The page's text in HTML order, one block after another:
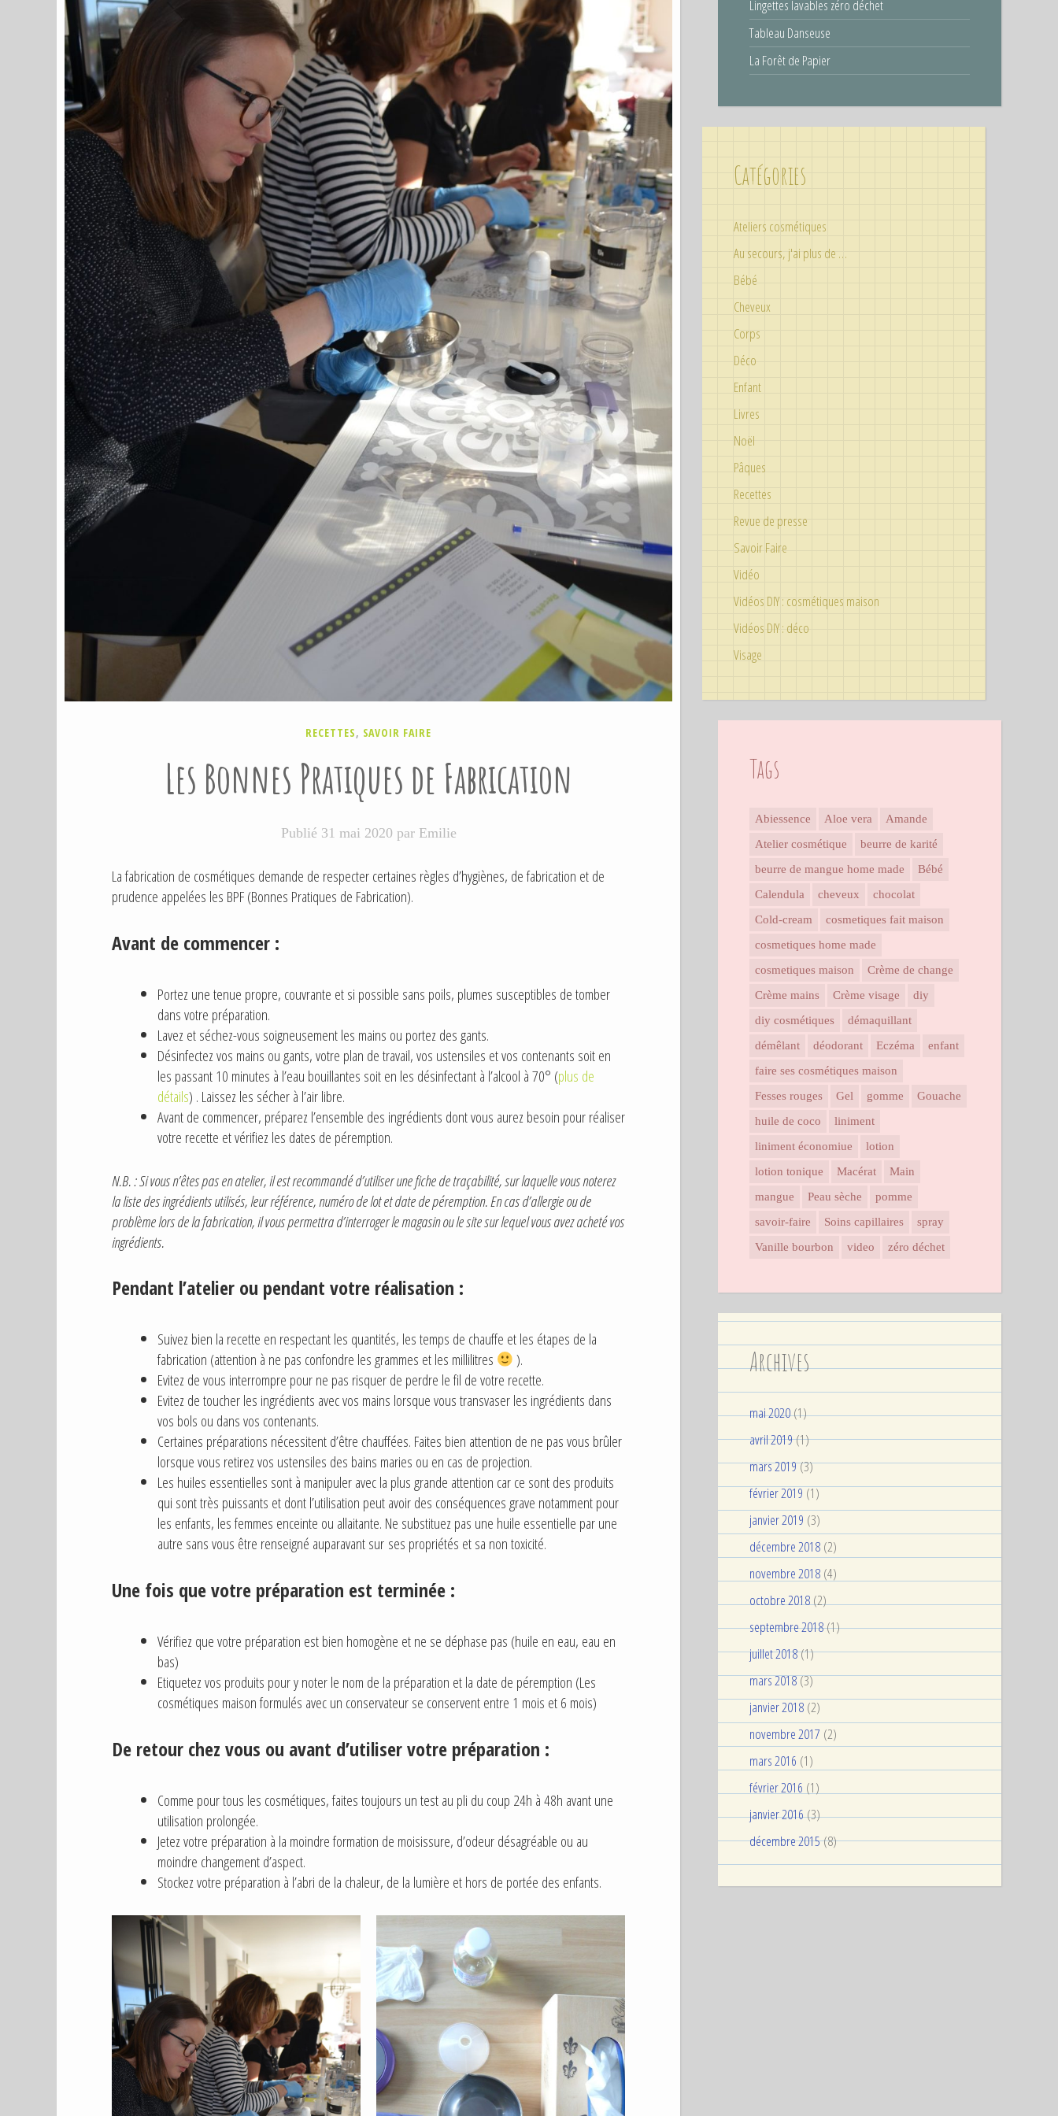
P
B
L
A
RECETTES, SAVOIR FAIRE
Les Bonnes Pratiques de Fabrication
Publié 31 mai 2020 par Emilie
La fabrication de cosmétiques demande de respecter certaines règles d’hygiènes, de fabrication et de
prudence appelées les BPF (Bonnes Pratiques de Fabrication).
Avant de commencer :
Portez une tenue propre, couvrante et si possible sans poils, plumes susceptibles de tomber
dans votre préparation.
Lavez et séchez-vous soigneusement les mains ou portez des gants.
Désinfectez vos mains ou gants, votre plan de travail, vos ustensiles et vos contenants soit en
les passant 10 minutes à l’eau bouillantes soit en les désinfectant à l’alcool à 70° (plus de
détails) . Laissez les sécher à l’air libre.
Avant de commencer, préparez l’ensemble des ingrédients dont vous aurez besoin pour réaliser
votre recette et vérifiez les dates de péremption.
N.B. : Si vous n’êtes pas en atelier, il est recommandé d’utiliser une fiche de traçabilité, sur laquelle vous noterez
la liste des ingrédients utilisés, leur référence, numéro de lot et date de péremption. En cas d’allergie ou de
problème lors de la fabrication, il vous permettra d’interroger le magasin ou le site sur lequel vous avez acheté vos
ingrédients.
Pendant l’atelier ou pendant votre réalisation :
Suivez bien la recette en respectant les quantités, les temps de chauffe et les étapes de la
fabrication (attention à ne pas confondre les grammes et les millilitres
).
Evitez de vous interrompre pour ne pas risquer de perdre le fil de votre recette.
Evitez de toucher les ingrédients avec vos mains lorsque vous transvaser les ingrédients dans
vos bols ou dans vos contenants.
Certaines préparations nécessitent d’être chauffées. Faites bien attention de ne pas vous brûler
lorsque vous retirez vos ustensiles des bains maries ou en cas de projection.
Les huiles essentielles sont à manipuler avec la plus grande attention car ce sont des produits
qui sont très puissants et dont l’utilisation peut avoir des conséquences grave notamment pour
les enfants, les femmes enceinte ou allaitante. Ne substituez pas une huile essentielle par une
autre sans vous être renseigné auparavant sur ses propriétés et sa non toxicité.
Une fois que votre préparation est terminée :
Vérifiez que votre préparation est bien homogène et ne se déphase pas (huile en eau, eau en
bas)
Etiquetez vos produits pour y noter le nom de la préparation et la date de péremption (Les
cosmétiques maison formulés avec un conservateur se conservent entre 1 mois et 6 mois)
De retour chez vous ou avant d’utiliser votre préparation :
Comme pour tous les cosmétiques, faites toujours un test au pli du coup 24h à 48h avant une
utilisation prolongée.
Jetez votre préparation à la moindre formation de moisissure, d’odeur désagréable ou au
moindre changement d’aspect.
Stockez votre préparation à l’abri de la chaleur, de la lumière et hors de portée des enfants.
Lingettes lavables zéro déchet
Tableau Danseuse
La Forêt de Papier
Catégories
Ateliers cosmétiques
Au secours, j'ai plus de …
Bébé
Cheveux
Corps
Déco
Enfant
Livres
Noël
Pâques
Recettes
Revue de presse
Savoir Faire
Vidéo
Vidéos DIY : cosmétiques maison
Vidéos DIY : déco
Visage
Tags
Abiessence Aloe vera
Amande
Atelier cosmétique
beurre de karité
beurre de mangue home made
Bébé
Calendula
cheveux
chocolat
Cold-cream
cosmetiques fait maison
cosmetiques home made
cosmetiques maison
Crème de change
Crème mains
Crème visage
diy
diy cosmétiques
démaquillant
démêlant
déodorant Eczéma
enfant
faire ses cosmétiques maison
Fesses rouges
Gel gomme
Gouache
huile de coco
liniment
liniment économiue
lotion
lotion tonique
Macérat
Main
mangue
Peau sèche
pomme
savoir-faire
Soins capillaires
spray
Vanille bourbon
video zéro déchet
Archives
mai 2020(1)
avril 2019(1)
mars 2019(3)
février 2019(1)
janvier 2019 (3)
décembre 2018 (2)
novembre 2018 (4)
octobre 2018(2)
septembre 2018(1)
juillet 2018(1)
mars 2018(3)
janvier 2018 (2)
novembre 2017 (2)
mars 2016 (1)
février 2016 (1)
janvier 2016(3)
décembre 2015(8)